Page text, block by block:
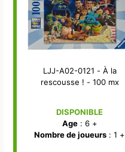
LJJ-A02-0121 - À la
rescousse ! - 100 mx
DISPONIBLE
Age: 6 +
Nombre de joueurs : 1 +